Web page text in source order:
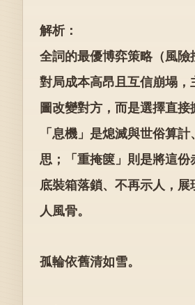
解析：
全詞的最優博弈策略（風險
對局成本高昂且互信崩塌，
圖改變對方，而是選擇直接
「息機」是熄滅與世俗算
思；「重掩篋」則是將這份
底裝箱落鎖、不再示人，展
人風骨。
孤輪依舊清如雪。